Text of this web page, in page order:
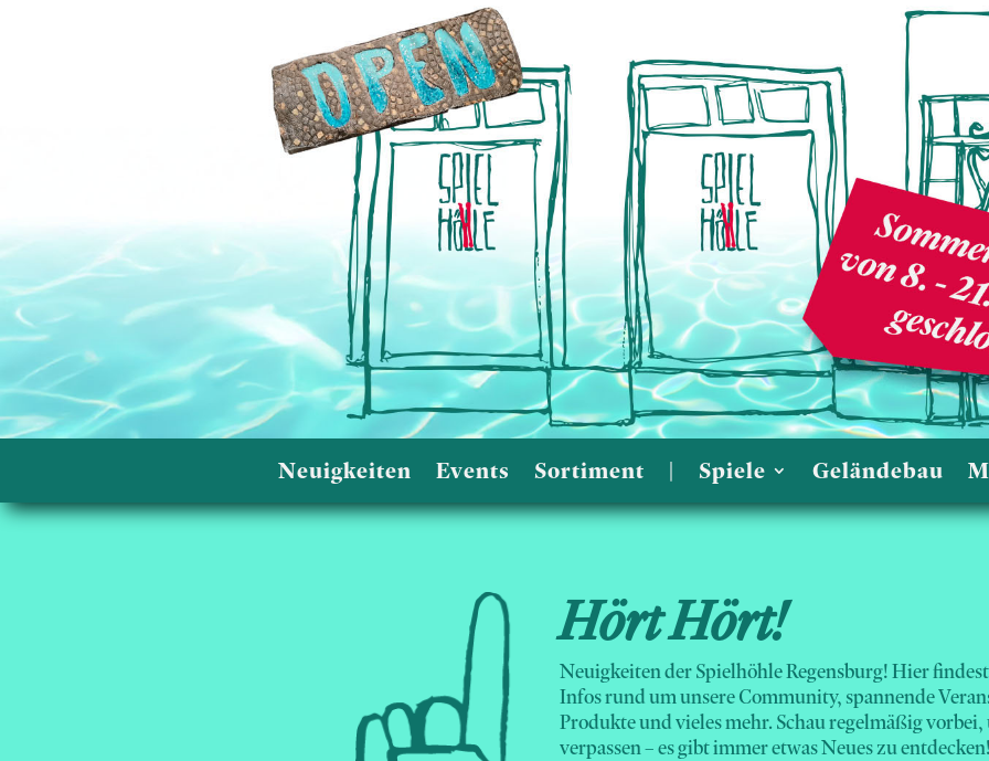
Neuigkeiten Events Sortiment | Spiele Geländebau
Hört Hört!
Neuigkeiten der Spielhöhle Regensburg! Hier
Infos rund um unsere Community, spannende
Produkte und vieles mehr. Schau regelmäßig
verpassen – es gibt immer etwas Neues zu